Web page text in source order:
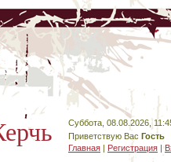
Суббота, 08.08.2026,
Приветствую Вас Гость
Главная | Регистрация |